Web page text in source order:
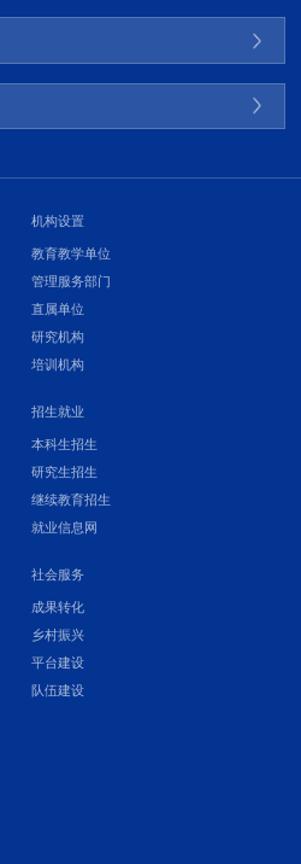
机构设置
教育教学单位
管理服务部门
直属单位
研究机构
培训机构
招生就业
本科生招生
研究生招生
继续教育招生
就业信息网
社会服务
成果转化
乡村振兴
平台建设
队伍建设